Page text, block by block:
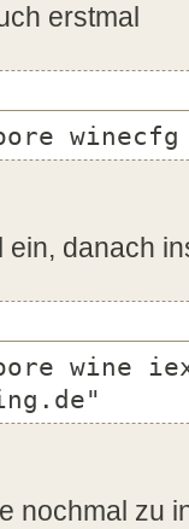
erstmal
winecfg
danach
wine
nochmal zu